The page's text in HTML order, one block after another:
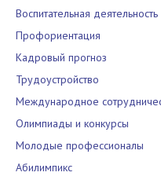
Воспитательная деятельность
Профориентация
Кадровый прогноз
Трудоустройство
Международное
Олимпиады и конкурсы
Молодые профессионалы
Абилимпикс